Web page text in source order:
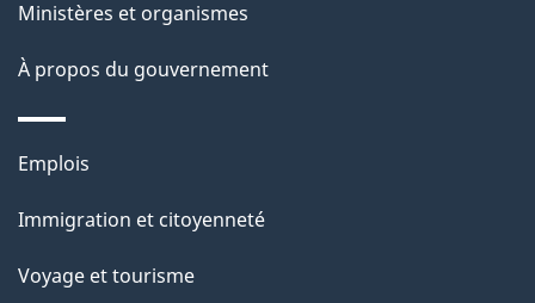
s
d
e
l
a
p
ce
site
Ministères et organismes
À propos du gouvernement
Thèmes
sujets
Emplois
Immigration et citoyenneté
Voyage et tourisme